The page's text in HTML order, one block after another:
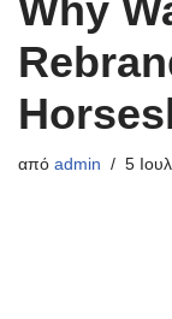
Why
από admin 5